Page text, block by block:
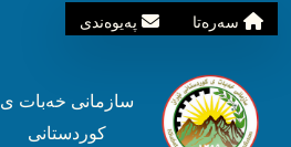
سه‌ره‌تا په‌یوه‌ندی
سازمانی خه‌بات ی
کوردستانی